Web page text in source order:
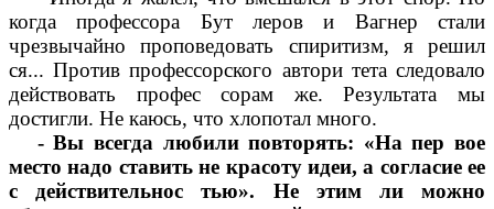
когда профессора Бут леров и Вагнер стали
чрезвычайно проповедовать спиритизм, я решил
ся... Против профессорского автори тета следовало
действовать профес сорам же. Результата мы
достигли. Не каюсь, что хлопотал много.
- Вы всегда любили повторять: «На пер вое
место надо ставить не красоту идеи, а согласие ее
с действительнос тью». Не этим ли можно